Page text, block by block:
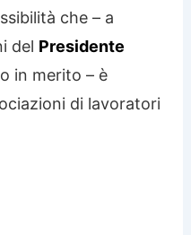
che – a
del Presidente
in merito – è
di lavoratori